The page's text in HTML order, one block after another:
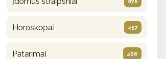
Horoskopai 457
Patarimai 456